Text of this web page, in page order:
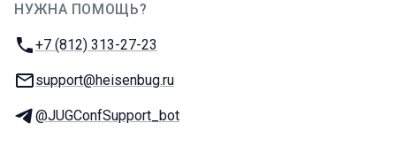
НУЖНА ПОМОЩЬ?
Телефон:
+7 (812) 313-27-23
E-mail:
support@heisenbug.ru
Телеграм:
@JUGConfSupport_bot